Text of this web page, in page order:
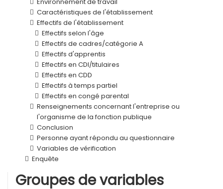
Caractéristiques de l'établissement
Effectifs de l'établissement
Effectifs selon l'âge
Effectifs de cadres/catégorie A
Effectifs d'apprentis
Effectifs en CDI/titulaires
Effectifs en CDD
Effectifs à temps partiel
Effectifs en congé parental
Renseignements concernant l'entreprise ou
l'organisme de la fonction publique
Conclusion
Personne ayant répondu au questionnaire
Variables de vérification
Enquête
Groupes de variables